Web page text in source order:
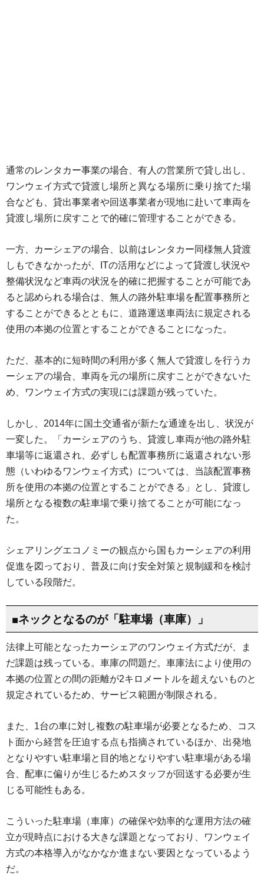
通常のレンタカー事業の場合、有人の営業所で貸し出し、
ワンウェイ方式で貸渡し場所と異なる場所に乗り捨てた場
合なども、貸出事業者や回送事業者が現地に赴いて車両を
貸渡し場所に戻すことで的確に管理することができる。
一方、カーシェアの場合、以前はレンタカー同様無人貸渡
しもできなかったが、ITの活用などによって貸渡し状況や
整備状況など車両の状況を的確に把握することが可能であ
ると認められる場合は、無人の路外駐車場を配置事務所と
することができるとともに、道路運送車両法に規定される
使用の本拠の位置とすることができることになった。
ただ、基本的に短時間の利用が多く無人で貸渡しを行うカ
ーシェアの場合、車両を元の場所に戻すことができないた
め、ワンウェイ方式の実現には課題が残っていた。
しかし、2014年に国土交通省が新たな通達を出し、状況が
一変した。「カーシェアのうち、貸渡し車両が他の路外駐
車場等に返還され、必ずしも配置事務所に返還されない形
態（いわゆるワンウェイ方式）については、当該配置事務
所を使用の本拠の位置とすることができる」とし、貸渡し
場所となる複数の駐車場で乗り捨てることが可能になっ
た。
シェアリングエコノミーの観点から国もカーシェアの利用
促進を図っており、普及に向け安全対策と規制緩和を検討
している段階だ。
■ネックとなるのが「駐車場（車庫）」
法律上可能となったカーシェアのワンウェイ方式だが、ま
だ課題は残っている。車庫の問題だ。車庫法により使用の
本拠の位置との間の距離が2キロメートルを超えないものと
規定されているため、サービス範囲が制限される。
また、1台の車に対し複数の駐車場が必要となるため、コス
ト面から経営を圧迫する点も指摘されているほか、出発地
となりやすい駐車場と目的地となりやすい駐車場がある場
合、配車に偏りが生じるためスタッフが回送する必要が生
じる可能性もある。
こういった駐車場（車庫）の確保や効率的な運用方法の確
立が現時点における大きな課題となっており、ワンウェイ
方式の本格導入がなかなか進まない要因となっているよう
だ。